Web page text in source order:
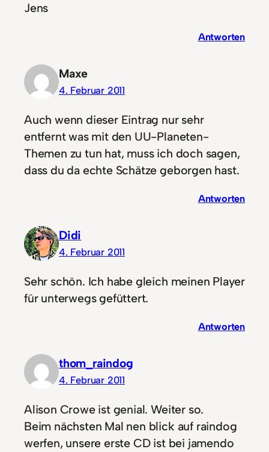
Jens
Antworten
Maxe
4. Februar 2011
Auch wenn dieser Eintrag nur sehr
entfernt was mit den UU-Planeten-
Themen zu tun hat, muss ich doch sagen,
dass du da echte Schätze geborgen hast.
Antworten
Didi
4. Februar 2011
Sehr schön. Ich habe gleich meinen Player
für unterwegs gefüttert.
Antworten
thom_raindog
4. Februar 2011
Alison Crowe ist genial. Weiter so.
Beim nächsten Mal nen blick auf raindog
werfen, unsere erste CD ist bei jamendo